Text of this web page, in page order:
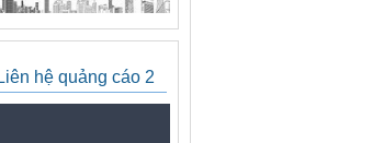
Liên hệ quảng cáo 2